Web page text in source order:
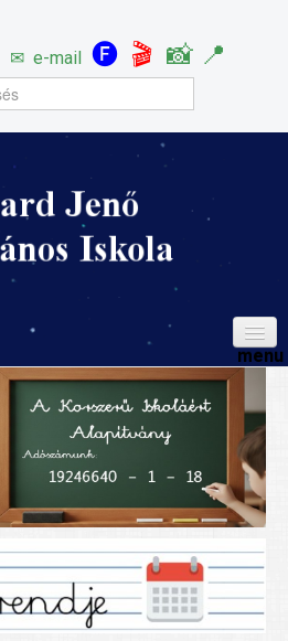
✉ e-mail 🅕 🎬 📸 📍